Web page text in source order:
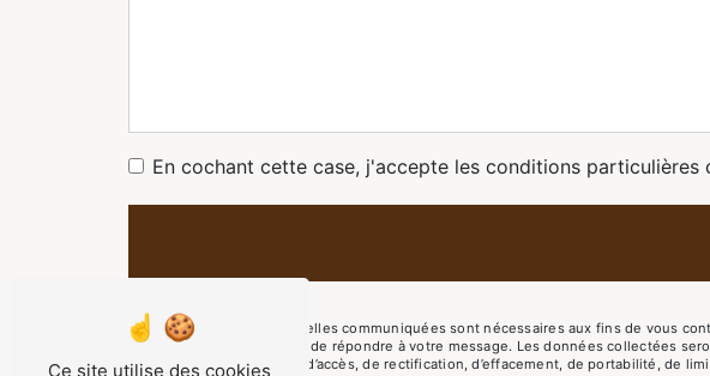
En cochant cette case, j'accepte les conditions particulières
** Les données personnelles communiquées sont nécessaires aux fins de vous
traitants dans le seul but de répondre à votre message. Les données collectées
Vous disposez de droits d’accès, de rectification, d’effacement, de portabilité, de
Ce site utilise des cookies